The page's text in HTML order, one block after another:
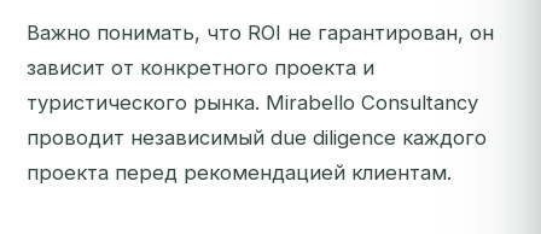
Важно понимать, что ROI не гарантирован, он
зависит от конкретного проекта и
туристического рынка. Mirabello Consultancy
проводит независимый due diligence каждого
проекта перед рекомендацией клиентам.